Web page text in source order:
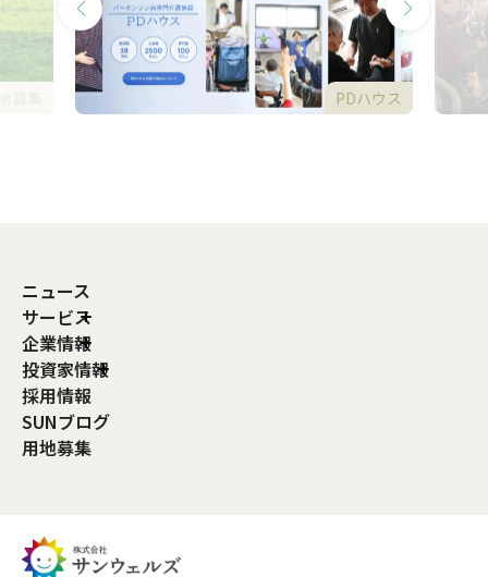
PDハウス
ニュース
サービス
企業情報
投資家情報
採用情報
SUNブログ
用地募集